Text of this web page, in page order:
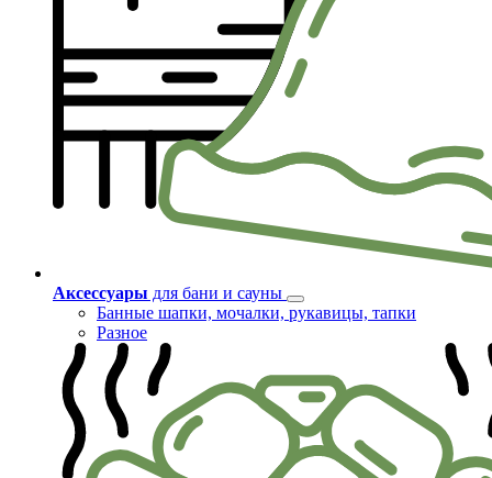
Аксессуары для бани и сауны
Банные шапки, мочалки, рукавицы, тапки
Разное